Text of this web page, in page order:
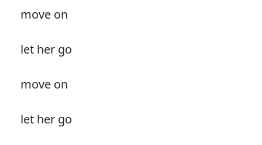
move on
let her go
move on
let her go